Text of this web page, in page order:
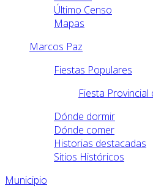
Último Censo
Mapas
Marcos Paz
Fiestas Populares
Fiesta Provincial
Dónde dormir
Dónde comer
Historias destacadas
Sitios Históricos
Municipio